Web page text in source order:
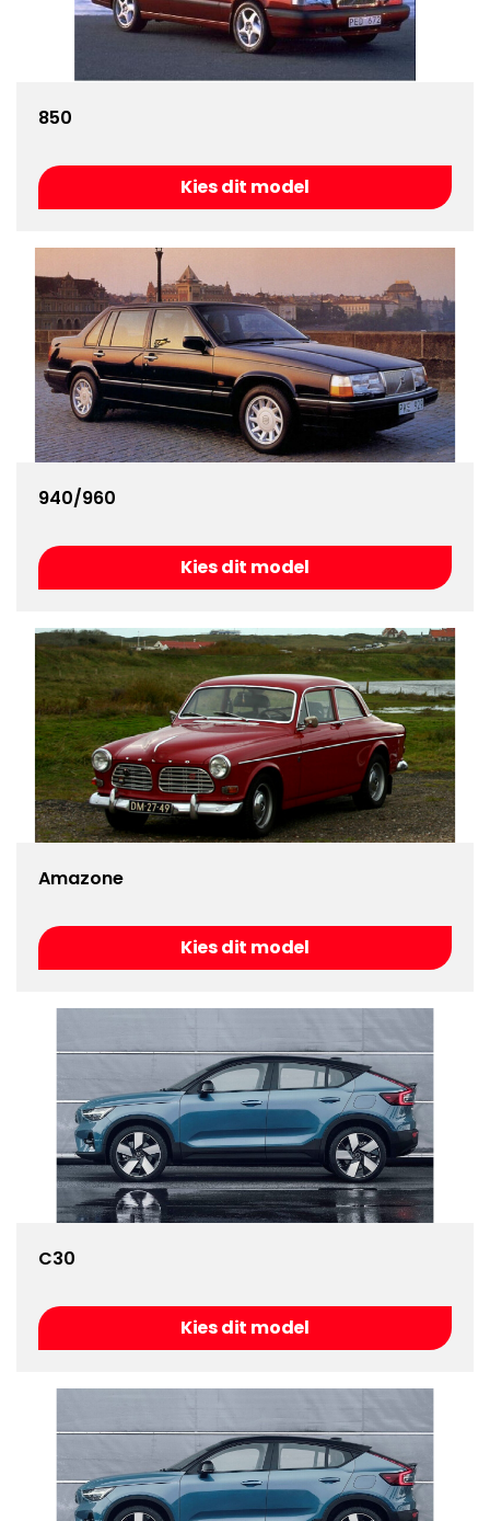
850
Kies dit model
940/960
Kies dit model
Amazone
Kies dit model
C30
Kies dit model